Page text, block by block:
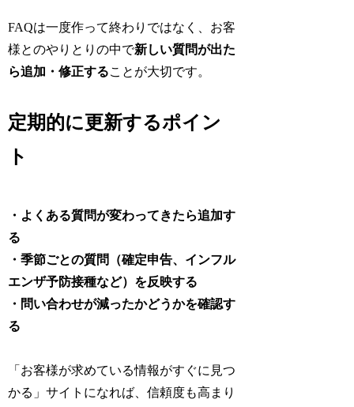
FAQは一度作って終わりではなく、お客
様とのやりとりの中で新しい質問が出た
ら追加・修正することが大切です。
定期的に更新するポイン
ト
・よくある質問が変わってきたら追加す
る
・季節ごとの質問（確定申告、インフル
エンザ予防接種など）を反映する
・問い合わせが減ったかどうかを確認す
る
「お客様が求めている情報がすぐに見つ
かる」サイトになれば、信頼度も高まり